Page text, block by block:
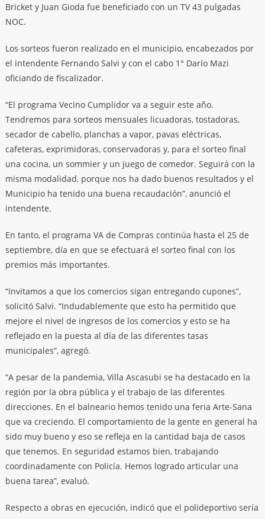
Bricket y Juan Gioda fue beneficiado con un TV 43 pulgadas
NOC.
Los sorteos fueron realizado en el municipio, encabezados por
el intendente Fernando Salvi y con el cabo 1° Darío Mazi
oficiando de fiscalizador.
“El programa Vecino Cumplidor va a seguir este año.
Tendremos para sorteos mensuales licuadoras, tostadoras,
secador de cabello, planchas a vapor, pavas eléctricas,
cafeteras, exprimidoras, conservadoras y, para el sorteo final
una cocina, un sommier y un juego de comedor. Seguirá con la
misma modalidad, porque nos ha dado buenos resultados y el
Municipio ha tenido una buena recaudación”, anunció el
intendente.
En tanto, el programa VA de Compras continúa hasta el 25 de
septiembre, día en que se efectuará el sorteo final con los
premios más importantes.
“Invitamos a que los comercios sigan entregando cupones”,
solicitó Salvi. “Indudablemente que esto ha permitido que
mejore el nivel de ingresos de los comercios y esto se ha
reflejado en la puesta al día de las diferentes tasas
municipales”, agregó.
“A pesar de la pandemia, Villa Ascasubi se ha destacado en la
región por la obra pública y el trabajo de las diferentes
direcciones. En el balneario hemos tenido una feria Arte-Sana
que va creciendo. El comportamiento de la gente en general ha
sido muy bueno y eso se refleja en la cantidad baja de casos
que tenemos. En seguridad estamos bien, trabajando
coordinadamente con Policía. Hemos logrado articular una
buena tarea”, evaluó.
Respecto a obras en ejecución, indicó que el polideportivo sería